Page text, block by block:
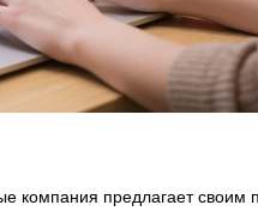
компания предлагает своим